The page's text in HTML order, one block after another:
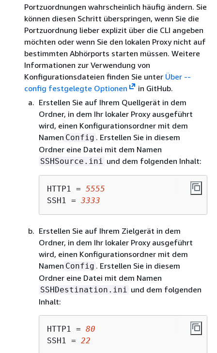
Portzuordnungen wahrscheinlich häufig ändern. Sie
können diesen Schritt überspringen, wenn Sie die
Portzuordnung lieber explizit über die CLI angeben
möchten oder wenn Sie den lokalen Proxy nicht auf
bestimmten Abhörports starten müssen. Weitere
Informationen zur Verwendung von
Konfigurationsdateien finden Sie unter Über --
config festgelegte Optionen
in GitHub.
Erstellen Sie auf Ihrem Quellgerät in dem
Ordner, in dem Ihr lokaler Proxy ausgeführt
wird, einen Konfigurationsordner mit dem
Namen Config . Erstellen Sie in diesem
Ordner eine Datei mit dem Namen
SSHSource.ini und dem folgenden Inhalt:
HTTP1 = 5555
SSH1 = 3333
Erstellen Sie auf Ihrem Zielgerät in dem
Ordner, in dem Ihr lokaler Proxy ausgeführt
wird, einen Konfigurationsordner mit dem
Namen Config . Erstellen Sie in diesem
Ordner eine Datei mit dem Namen
SSHDestination.ini und dem folgenden
Inhalt:
HTTP1 = 80
SSH1 = 22